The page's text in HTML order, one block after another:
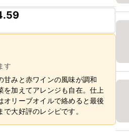
す
甘みと赤ワインの風味が調和
を加えてアレンジも自在。仕上
オリーブオイルで絡めると最後
大好評のレシピです。